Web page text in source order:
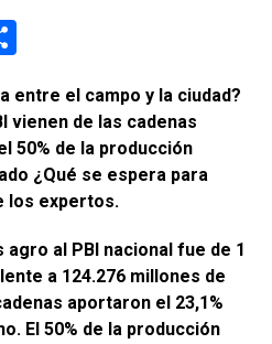
m
p
ar
tir
entre el campo y la ciudad?
vienen de las cadenas
50% de la producción
¿Qué se espera para
los expertos.
agro al PBI nacional fue de 1
a 124.276 millones de
aportaron el 23,1%
El 50% de la producción